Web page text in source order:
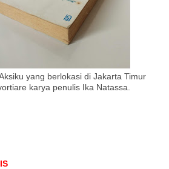
yang berlokasi di Jakarta Timur
karya penulis Ika Natassa.